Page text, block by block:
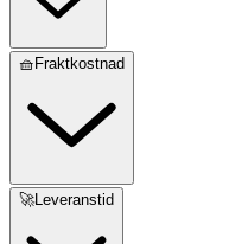
🧺Fraktkostnad
🚀Leveranstid